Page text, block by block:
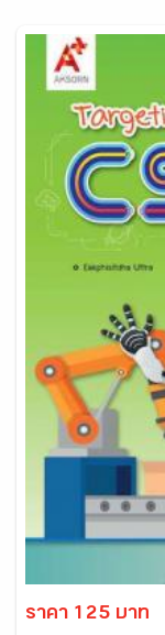
ราคา 125 บาท